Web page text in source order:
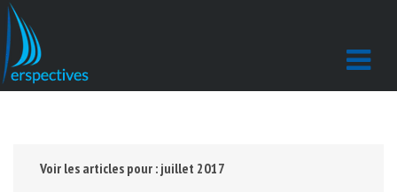
Voir les articles pour : juillet 2017